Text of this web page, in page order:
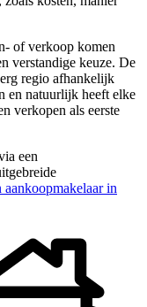
of verkoop komen
verstandige keuze. De
regio afhankelijk
en natuurlijk heeft elke
verkopen als eerste
een
in